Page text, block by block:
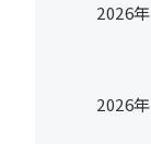
2026年
2026年